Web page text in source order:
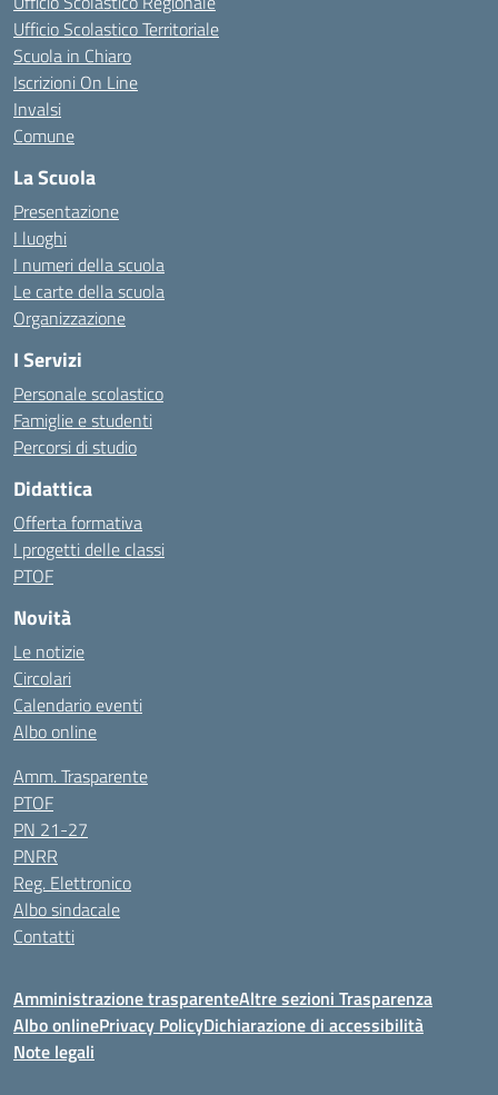
Ufficio Scolastico Territoriale
Scuola in Chiaro
Iscrizioni On Line
Invalsi
Comune
La Scuola
Presentazione
I luoghi
I numeri della scuola
Le carte della scuola
Organizzazione
I Servizi
Personale scolastico
Famiglie e studenti
Percorsi di studio
Didattica
Offerta formativa
I progetti delle classi
PTOF
Novità
Le notizie
Circolari
Calendario eventi
Albo online
Amm. Trasparente
PTOF
PN 21-27
PNRR
Reg. Elettronico
Albo sindacale
Contatti
Amministrazione trasparenteAltre sezioni Trasparenza
Albo onlinePrivacy PolicyDichiarazione di accessibilità
Note legali